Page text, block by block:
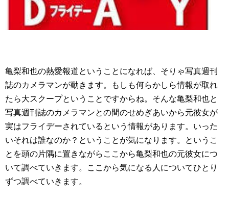
亀梨和也の熱愛報道ということになれば、そりゃ写真週刊
誌のカメラマンが動きます。もしも何らかしら情報が取れ
たら大スクープということですからね。そんな亀梨和也と
写真週刊誌のカメラマンとの間のせめぎあいから元彼女が
実はフライデーされているという情報があります。いった
いそれは誰なのか？ということが気になります。というこ
とを頭の片隅に置きながらここから亀梨和也の元彼女につ
いて調べていきます。ここから気になる人についてひとり
ずつ調べていきます。